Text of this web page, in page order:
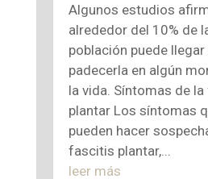
Algunos estudios
alrededor del 10% de
población puede llegar
padecerla en algún
la vida. Síntomas de
plantar Los síntomas
pueden hacer
fascitis plantar,...
leer más